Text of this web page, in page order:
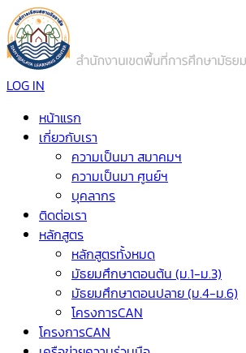
LOG IN
หน้าแรก
เกี่ยวกับเรา
ความเป็นมา สมาคมฯ
ความเป็นมา ศูนย์ฯ
บุคลากร
ติดต่อเรา
หลักสูตร
หลักสูตรทั้งหมด
มัธยมศึกษาตอนต้น (ม.1-ม.3)
มัธยมศึกษาตอนปลาย (ม.4-ม.6)
โครงการCAN
โครงการCAN